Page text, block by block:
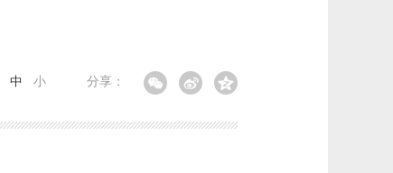
分享：
中 小